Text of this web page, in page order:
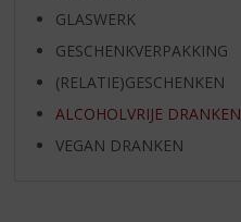
GLASWERK
GESCHENKVERPAKKING
(RELATIE)GESCHENKEN
ALCOHOLVRIJE DRANKEN
VEGAN DRANKEN